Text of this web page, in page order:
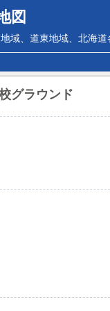
図
域、道東地域、北海道
グラウンド